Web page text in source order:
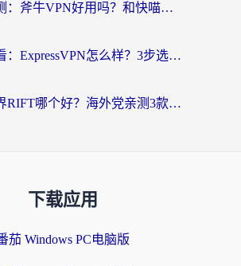
海外党实测：斧牛VPN好用吗？和快喵VPN对比哪个回国效果更好？附3款热门加速器深度分析
海外党必看：ExpressVPN怎么样？3步选对回国加速器，无缝刷国内剧玩手游
迅游和云界RIFT哪个好？海外党亲测3款回国加速器，教你无缝刷国内剧玩游戏
下载应用
茄 Windows PC电脑版